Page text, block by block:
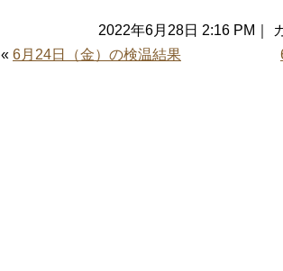
2022年6月28日 2:16 PM｜
« 6月24日（金）の検温結果